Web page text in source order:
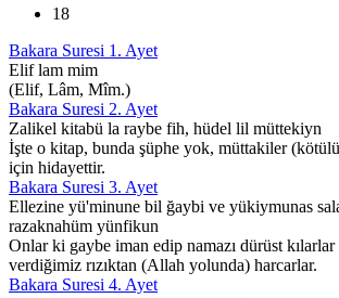
18
Bakara Suresi 1. Ayet
Elif lam mim
(Elif, Lâm, Mîm.)
Bakara Suresi 2. Ayet
Zalikel kitabü la raybe fih, hüdel lil müttekiyn
İşte o kitap, bunda şüphe yok, müttakiler
için hidayettir.
Bakara Suresi 3. Ayet
Ellezine yü'minune bil ğaybi ve yükiymunas
razaknahüm yünfikun
Onlar ki gaybe iman edip namazı dürüst
verdiğimiz rızıktan (Allah yolunda) harcarlar.
Bakara Suresi 4. Ayet